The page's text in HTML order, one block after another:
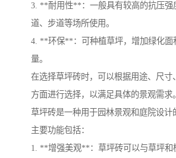
3. **耐用性**：一般具有较高的抗压强
道、步道等场所使用。
4. **环保**：可种植草坪，增加绿化面
量。
在选择草坪砖时，可以根据用途、尺寸
方面进行选择，以满足具体的景观需求。
草坪砖是一种用于园林景观和庭院设计
主要功能包括：
1. **增强美观**：草坪砖可以与草坪和